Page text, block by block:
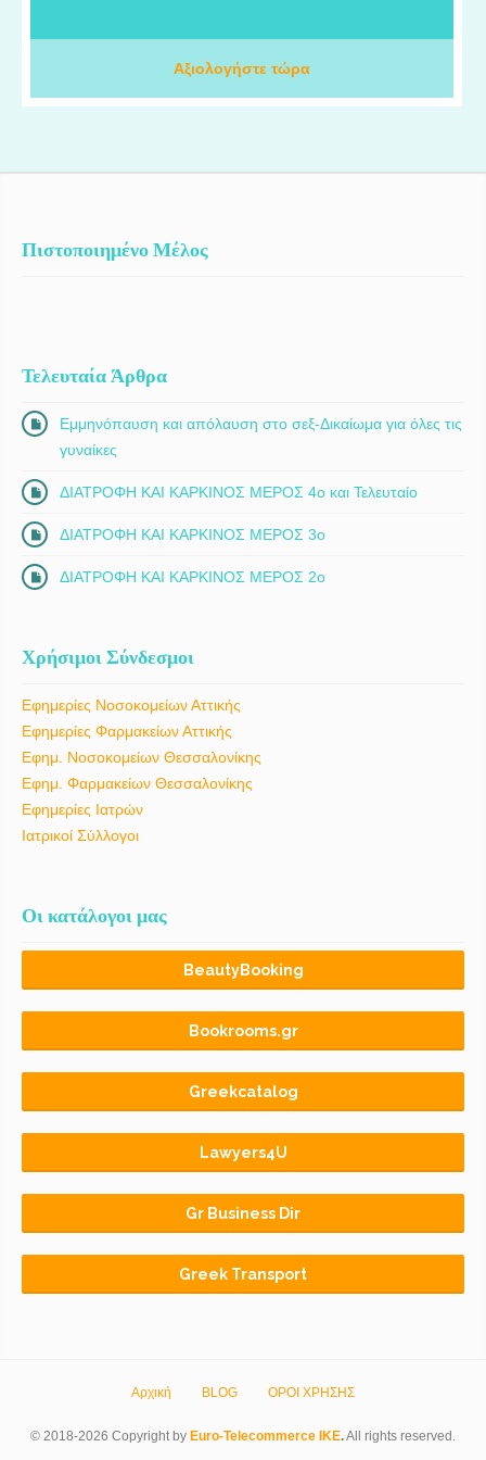
απέκτησα εξειδικευμένες γνώσεις και εργάστηκα πάνω στις πιο
προηγμένες ογκολογικές θεραπείες. Στο ΙΑΣΩ Θεσσαλίας,
πραγματοποιούμε εβδομαδιαία ογκολογικά συμβούλια για την
αξιολόγηση και τη βέλτιστη θεραπευτική προσέγγιση κάθε
Αξιολογήστε τώρα
Πιστοποιημένο Μέλος
Τελευταία Άρθρα
Εμμηνόπαυση και απόλαυση στο σεξ-Δικαίωμα για όλες τις
γυναίκες
ΔΙΑΤΡΟΦΗ ΚΑΙ ΚΑΡΚΙΝΟΣ ΜΕΡΟΣ 4ο και Τελευταίο
ΔΙΑΤΡΟΦΗ ΚΑΙ ΚΑΡΚΙΝΟΣ ΜΕΡΟΣ 3ο
ΔΙΑΤΡΟΦΗ ΚΑΙ ΚΑΡΚΙΝΟΣ ΜΕΡΟΣ 2ο
Χρήσιμοι Σύνδεσμοι
Εφημερίες Νοσοκομείων Αττικής
Εφημερίες Φαρμακείων Αττικής
Εφημ. Νοσοκομείων Θεσσαλονίκης
Εφημ. Φαρμακείων Θεσσαλονίκης
Εφημερίες Ιατρών
Ιατρικοί Σύλλογοι
Οι κατάλογοι μας
BeautyBooking
Bookrooms.gr
Greekcatalog
Lawyers4U
Gr Business Dir
Greek Transport
Αρχική BLOG ΟΡΟΙ ΧΡΗΣΗΣ
© 2018-2026 Copyright by Euro-Telecommerce IKE.All rights reserved.